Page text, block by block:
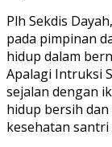
Plh Sekdis
pada pimpinan
hidup dalam
Apalagi Intruksi
sejalan dengan
hidup bersih
kesehatan santri